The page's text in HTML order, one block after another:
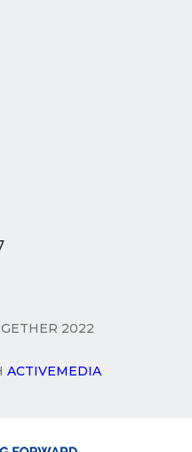
2022
ACTIVEMEDIA